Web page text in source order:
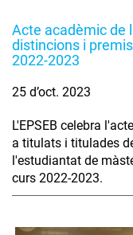
Acte acadèmic de
distincions i
2022-2023
25 d’oct. 2023
L'EPSEB celebra
a titulats i titulades
l'estudiantat de
curs 2022-2023.